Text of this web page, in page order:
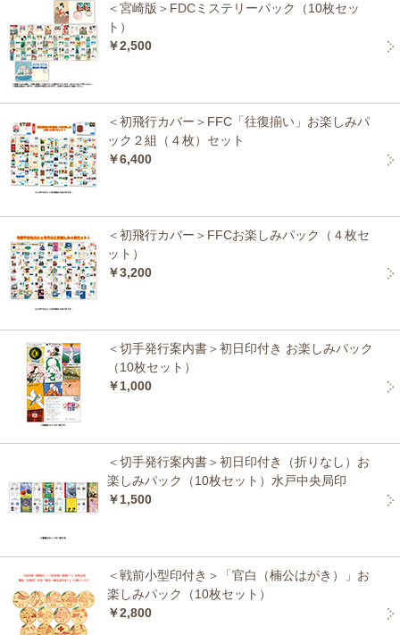
＜宮崎版＞FDCミステリーパック（10枚セッ
ト）
￥2,500
＜初飛行カバー＞FFC「往復揃い」お楽しみパ
ック２組（４枚）セット
￥6,400
＜初飛行カバー＞FFCお楽しみパック（４枚セ
ット）
￥3,200
＜切手発行案内書＞初日印付き お楽しみパック
（10枚セット）
￥1,000
＜切手発行案内書＞初日印付き（折りなし）お
楽しみパック（10枚セット）水戸中央局印
￥1,500
＜戦前小型印付き＞「官白（楠公はがき）」お
楽しみパック（10枚セット）
￥2,800